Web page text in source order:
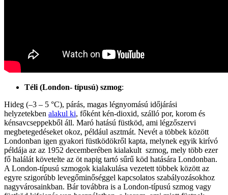
Téli (London- típusú) szmog:
Hideg (–3 – 5 °C), párás, magas légnyomású időjárási
helyzetekben alakul ki, főként kén-dioxid, szálló por, korom és
kénsavcseppekből áll. Maró hatású füstköd, ami légzőszervi
megbetegedéseket okoz, például asztmát. Nevét a többek között
Londonban igen gyakori füstködökről kapta, melynek egyik kirívó
példája az az 1952 decemberében kialakult szmog, mely több ezer
fő halálát követelte az öt napig tartó sűrű köd hatására Londonban.
A London-típusú szmogok kialakulása vezetett többek között az
egyre szigorúbb levegőminőséggel kapcsolatos szabályozásokhoz
nagyvárosainkban. Bár továbbra is a London-típusú szmog vagy